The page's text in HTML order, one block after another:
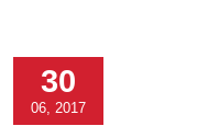
30
06, 2017